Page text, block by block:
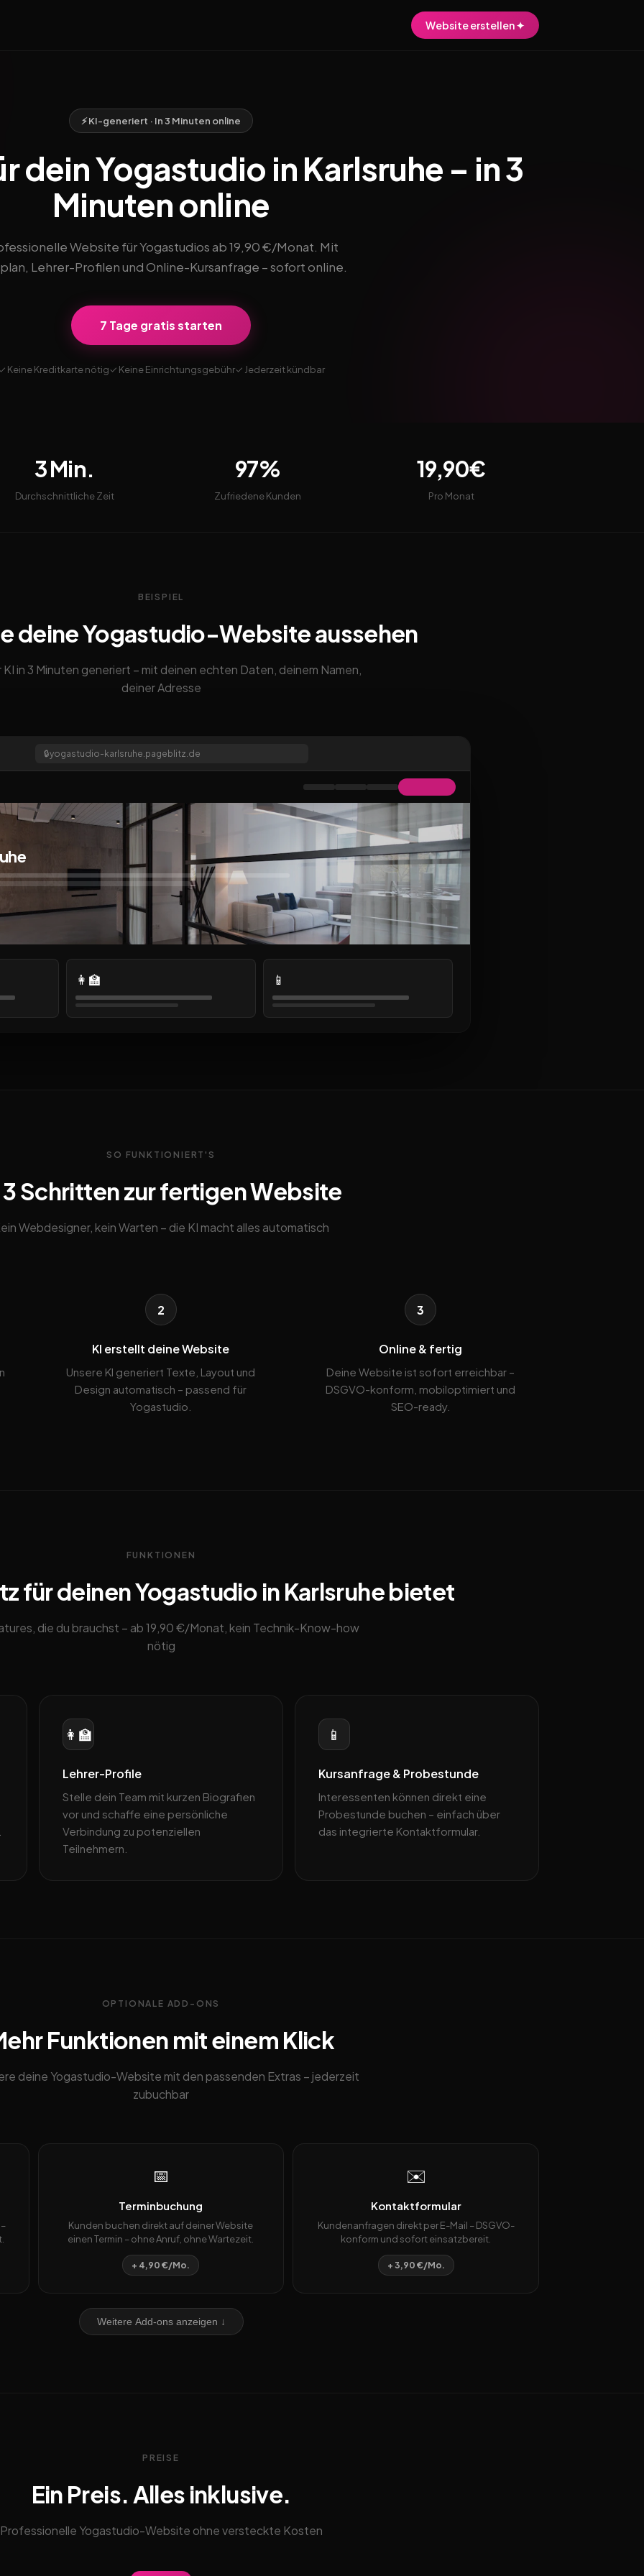
Website erstellen ✦
⚡ KI-generiert · In 3 Minuten online
dein Yogastudio in Karlsruhe – in 3
Minuten online
Website für Yogastudios ab 19,90 €/Monat. Mit
Lehrer-Profilen und Online-Kursanfrage – sofort online.
7 Tage gratis starten
Keine Kreditkarte nötig✓ Keine Einrichtungsgebühr✓ Jederzeit kündbar
3 Min.
Durchschnittliche Zeit
97%
Zufriedene Kunden
19,90€
Pro Monat
BEISPIEL
deine Yogastudio-Website aussehen
KI in 3 Minuten generiert – mit deinen echten Daten, deinem Namen,
deiner Adresse
🔒yogastudio-karlsruhe.pageblitz.de
👩‍🏫 📱
SO FUNKTIONIERT'S
3 Schritten zur fertigen Website
Webdesigner, kein Warten – die KI macht alles automatisch
2
KI erstellt deine Website
Unsere KI generiert Texte, Layout und
Design automatisch – passend für
Yogastudio.
3
Online & fertig
Deine Website ist sofort erreichbar –
DSGVO-konform, mobiloptimiert und
SEO-ready.
FUNKTIONEN
für deinen Yogastudio in Karlsruhe bietet
die du brauchst – ab 19,90 €/Monat, kein Technik-Know-how
nötig
👩‍🏫
Lehrer-Profile
Stelle dein Team mit kurzen Biografien
vor und schaffe eine persönliche
Verbindung zu potenziellen
Teilnehmern.
📱
Kursanfrage & Probestunde
Interessenten können direkt eine
Probestunde buchen – einfach über
das integrierte Kontaktformular.
OPTIONALE ADD-ONS
Funktionen mit einem Klick
deine Yogastudio-Website mit den passenden Extras – jederzeit
zubuchbar
📅
Terminbuchung
Kunden buchen direkt auf deiner Website
einen Termin – ohne Anruf, ohne Wartezeit.
+ 4,90 €/Mo.
✉️
Kontaktformular
Kundenanfragen direkt per E-Mail – DSGVO-
konform und sofort einsatzbereit.
+ 3,90 €/Mo.
Weitere Add-ons anzeigen ↓
PREISE
Ein Preis. Alles inklusive.
Professionelle Yogastudio-Website ohne versteckte Kosten